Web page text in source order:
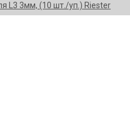
L3 3мм, (10 шт./уп.) Riester